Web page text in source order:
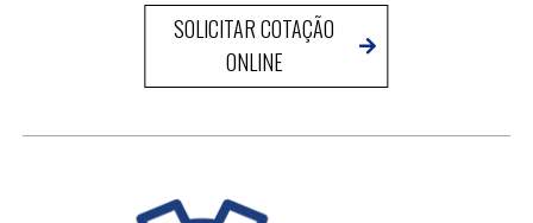
SOLICITAR COTAÇÃO
ONLINE